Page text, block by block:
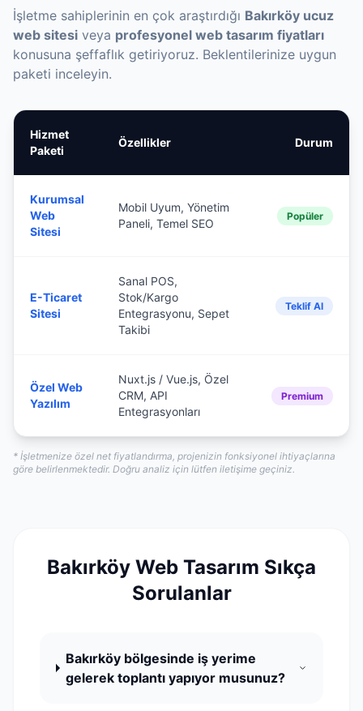
İşletme sahiplerinin en çok araştırdığı Bakırköy ucuz
web sitesi veya profesyonel web tasarım fiyatları
konusuna şeffaflık getiriyoruz. Beklentilerinize uygun
paketi inceleyin.
Hizmet
Paketi
Özellikler Durum
Kurumsal
Web
Sitesi
Mobil Uyum, Yönetim
Paneli, Temel SEO
Popüler
E-Ticaret
Sitesi
Sanal POS,
Stok/Kargo
Entegrasyonu, Sepet
Takibi
Teklif Al
Özel Web
Yazılım
Nuxt.js / Vue.js, Özel
CRM, API
Entegrasyonları
Premium
* İşletmenize özel net fiyatlandırma, projenizin fonksiyonel ihtiyaçlarına
göre belirlenmektedir. Doğru analiz için lütfen iletişime geçiniz.
Bakırköy Web Tasarım Sıkça
Sorulanlar
Bakırköy bölgesinde iş yerime
gelerek toplantı yapıyor musunuz?